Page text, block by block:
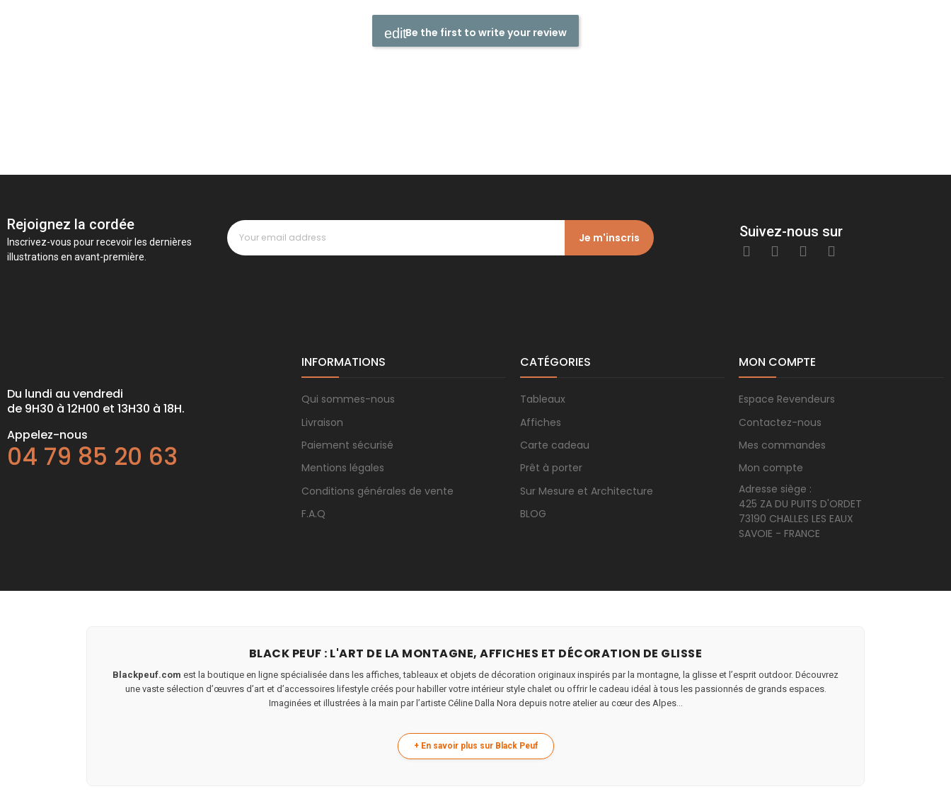
Be the first to write your review
Rejoignez la cordée
Inscrivez-vous pour recevoir les dernières
illustrations en avant-première.
Je m'inscris Suivez-nous sur
Du lundi au vendredi
de 9H30 à 12H00 et 13H30 à 18H.
Appelez-nous
04 79 85 20 63
INFORMATIONS
Qui sommes-nous
Livraison
Paiement sécurisé
Mentions légales
Conditions générales de vente
F.A.Q
CATÉGORIES
Tableaux
Affiches
Carte cadeau
Prêt à porter
Sur Mesure et Architecture
BLOG
MON COMPTE
Espace Revendeurs
Contactez-nous
Mes commandes
Mon compte
Adresse siège :
425 ZA DU PUITS D'ORDET
73190 CHALLES LES EAUX
SAVOIE - FRANCE
BLACK PEUF : L'ART DE LA MONTAGNE, AFFICHES ET DÉCORATION DE GLISSE
Blackpeuf.com est la boutique en ligne spécialisée dans les affiches, tableaux et objets de décoration originaux inspirés par la montagne, la glisse et l’esprit outdoor. Découvrez
une vaste sélection d’œuvres d’art et d’accessoires lifestyle créés pour habiller votre intérieur style chalet ou offrir le cadeau idéal à tous les passionnés de grands espaces.
Imaginées et illustrées à la main par l’artiste Céline Dalla Nora depuis notre atelier au cœur des Alpes...